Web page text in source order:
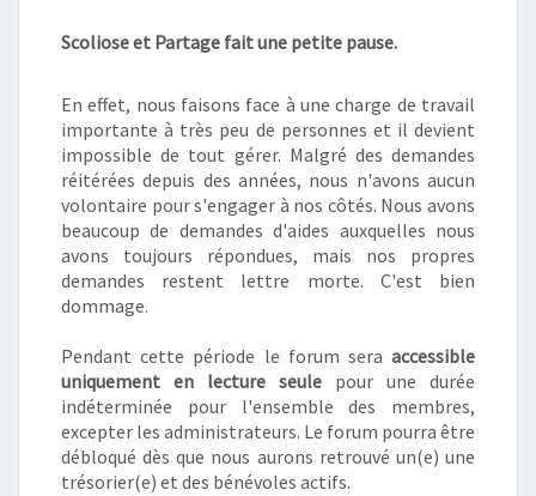
Scoliose et Partage fait une petite pause.
En effet, nous faisons face à une charge de travail
importante à très peu de personnes et il devient
impossible de tout gérer. Malgré des demandes
réitérées depuis des années, nous n'avons aucun
volontaire pour s'engager à nos côtés. Nous avons
beaucoup de demandes d'aides auxquelles nous
avons toujours répondues, mais nos propres
demandes restent lettre morte. C'est bien
dommage.
Pendant cette période le forum sera accessible
uniquement en lecture seule pour une durée
indéterminée pour l'ensemble des membres,
excepter les administrateurs. Le forum pourra être
débloqué dès que nous aurons retrouvé un(e) une
trésorier(e) et des bénévoles actifs.